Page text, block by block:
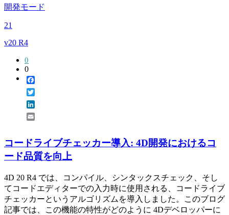
開発モード
21
v20 R4
0
0
コードライブチェッカー導入: 4D開発におけるコ
ード品質を向上
4D 20 R4 では、コンパイル、シンタックスチェック、そし
てコードエディターでの入力時に使用される、コードライブ
チェッカーというアルゴリズムを導入しました。このブログ
記事では、この機能の特性がどのように 4Dデベロッパーに